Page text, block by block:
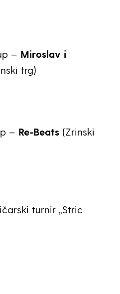
– Miroslav i
trg)
– Re-Beats (Zrinski
turnir „Stric